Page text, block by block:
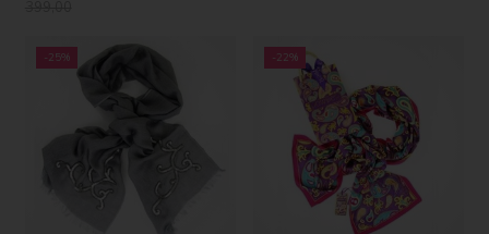
-25% -22%